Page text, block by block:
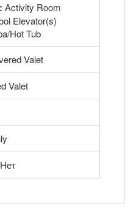
Activity Room
Elevator(s)
Hot Tub
Valet
Valet
Нет